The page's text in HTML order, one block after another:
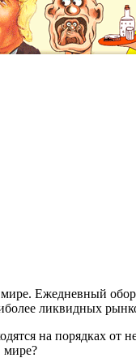
Ежедневный
ликвидных
на порядках
мире?